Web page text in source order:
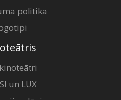
politika
un LUX